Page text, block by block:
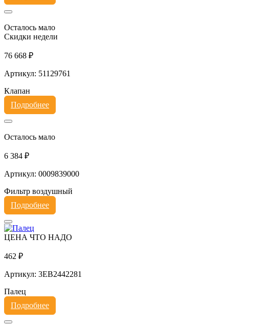
Осталось мало
Скидки недели
76 668 ₽
Артикул: 51129761
Клапан
Подробнее
Осталось мало
6 384 ₽
Артикул: 0009839000
Фильтр воздушный
Подробнее
ЦЕНА ЧТО НАДО
462 ₽
Артикул: 3EB2442281
Палец
Подробнее